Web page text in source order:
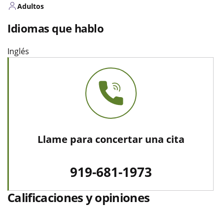
Adultos
Idiomas que hablo
Inglés
Llame para concertar una cita
919-681-1973
Calificaciones y opiniones